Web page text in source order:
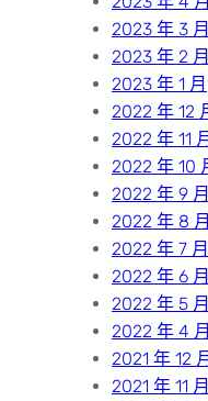
2023 年 3 月
2023 年 2 月
2023 年 1 月
2022 年 12
2022 年 11 月
2022 年 10
2022 年 9 月
2022 年 8 月
2022 年 7 月
2022 年 6 月
2022 年 5 月
2022 年 4 月
2021 年 12 月
2021 年 11 月